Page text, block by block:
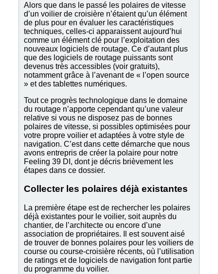
Alors que dans le passé les polaires de vitesse
d’un voilier de croisière n’étaient qu’un élément
de plus pour en évaluer les caractéristiques
techniques, celles-ci apparaissent aujourd’hui
comme un élément clé pour l’exploitation des
nouveaux logiciels de routage. Ce d’autant plus
que des logiciels de routage puissants sont
devenus très accessibles (voir gratuits),
notamment grâce à l’avenant de « l’open source
» et des tablettes numériques.
Tout ce progrès technologique dans le domaine
du routage n’apporte cependant qu’une valeur
relative si vous ne disposez pas de bonnes
polaires de vitesse, si possibles optimisées pour
votre propre voilier et adaptées à votre style de
navigation. C’est dans cette démarche que nous
avons entrepris de créer la polaire pour notre
Feeling 39 DI, dont je décris brièvement les
étapes dans ce dossier.
Collecter les polaires déjà existantes
La première étape est de rechercher les polaires
déjà existantes pour le voilier, soit auprès du
chantier, de l’architecte ou encore d’une
association de propriétaires. Il est souvent aisé
de trouver de bonnes polaires pour les voiliers de
course ou course-croisière récents, où l’utilisation
de ratings et de logiciels de navigation font partie
du programme du voilier.